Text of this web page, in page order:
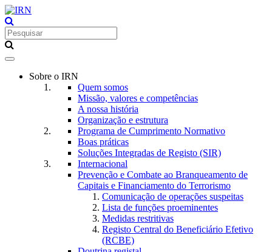
Toggle
navigationSobre o IRN
Quem somos
Missão, valores e competências
A nossa história
Organização e estrutura
Programa de Cumprimento Normativo
Boas práticas
Soluções Integradas de Registo (SIR)
Internacional
Prevenção e Combate ao Branqueamento de
Capitais e Financiamento do Terrorismo
Comunicação de operações suspeitas
Lista de funções proeminentes
Medidas restritivas
Registo Central do Beneficiário Efetivo
(RCBE)